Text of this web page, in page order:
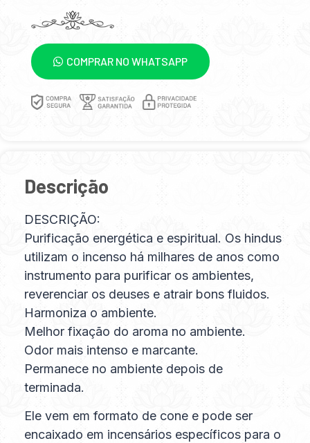
COMPRAR NO WHATSAPP
Descrição
DESCRIÇÃO:
Purificação energética e espiritual. Os hindus
utilizam o incenso há milhares de anos como
instrumento para purificar os ambientes,
reverenciar os deuses e atrair bons fluidos.
Harmoniza o ambiente.
Melhor fixação do aroma no ambiente.
Odor mais intenso e marcante.
Permanece no ambiente depois de
terminada.
Ele vem em formato de cone e pode ser
encaixado em incensários específicos para o